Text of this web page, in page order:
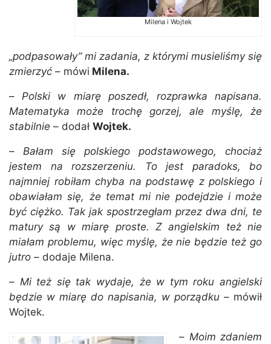
Milena i Wojtek
„podpasowały” mi zadania, z którymi musieliśmy się
zmierzyć – mówi Milena.
–Polski w miarę poszedł, rozprawka napisana.
Matematyka może trochę gorzej, ale myślę, że
stabilnie – dodał Wojtek.
– Bałam się polskiego podstawowego, chociaż
jestem na rozszerzeniu. To jest paradoks, bo
najmniej robiłam chyba na podstawę z polskiego i
obawiałam się, że temat mi nie podejdzie i może
być ciężko. Tak jak spostrzegłam przez dwa dni, te
matury są w miarę proste. Z angielskim też nie
miałam problemu, więc myślę, że nie będzie też go
jutro – dodaje Milena.
– Mi też się tak wydaje, że w tym roku angielski
będzie w miarę do napisania, w porządku – mówił
Wojtek.
– Moim zdaniem